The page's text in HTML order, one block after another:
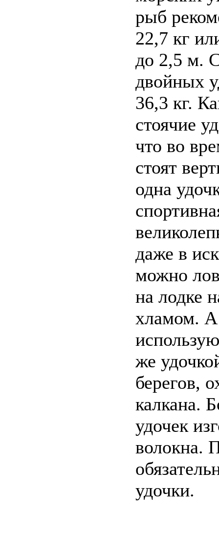
рыб
22,7 кг
до 2,5 м.
двойных
36,3 кг.
стоячие
что во
стоят
одна
даже в
можно
на лодке
хламом. А
же
берегов,
калкана.
удочек
волокна.
удочки.